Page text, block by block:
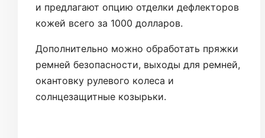
и предлагают опцию отделки дефлекторов
кожей всего за 1000 долларов.
Дополнительно можно обработать пряжки
ремней безопасности, выходы для ремней,
окантовку рулевого колеса и
солнцезащитные козырьки.